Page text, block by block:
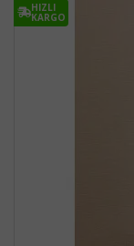
HIZLI
KARGO